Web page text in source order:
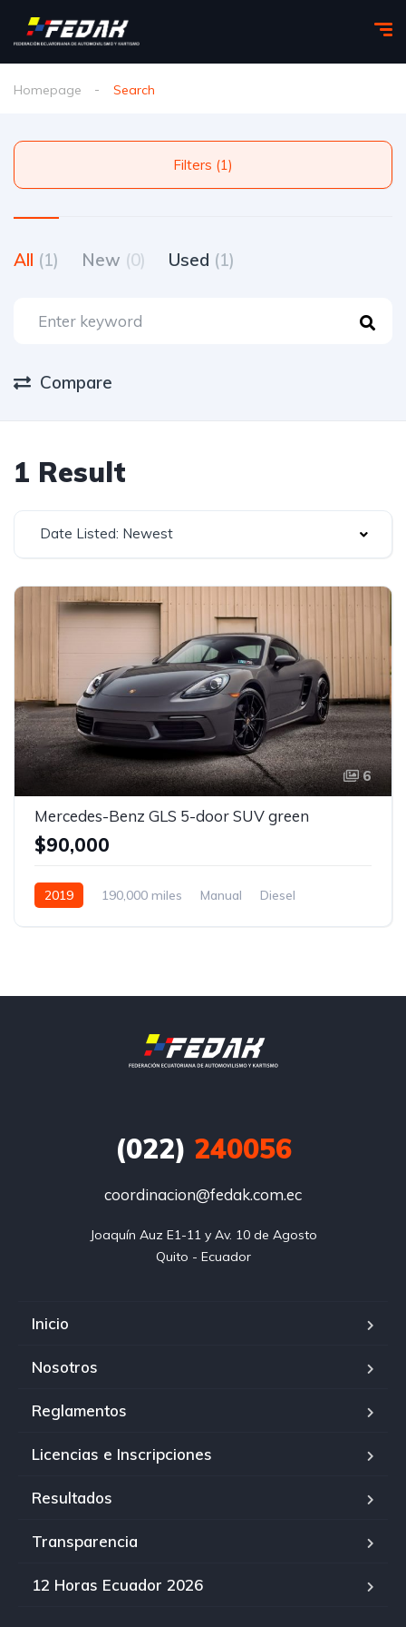
Homepage Search
Filters (1)
All (1) New (0) Used (1)
Compare
1 Result
Date Listed: Newest
6
Mercedes-Benz GLS 5-door SUV green
$90,000
2019 190,000 miles Manual
Diesel
(022) 240056
coordinacion@fedak.com.ec
Joaquín Auz E1-11 y Av. 10 de Agosto
Quito - Ecuador
Inicio
Nosotros
Reglamentos
Licencias e Inscripciones
Resultados
Transparencia
12 Horas Ecuador 2026